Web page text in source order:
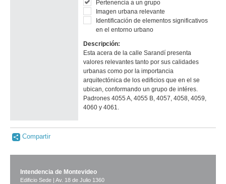
Pertenencia a un grupo
Imagen urbana relevante
Identificación de elementos significativos
en el entorno urbano
Descripción:
Esta acera de la calle Sarandí presenta
valores relevantes tanto por sus calidades
urbanas como por la importancia
arquitectónica de los edificios que en el se
ubican, conformando un grupo de intéres.
Padrones 4055 A, 4055 B, 4057, 4058, 4059,
4060 y 4061.
Compartir
Intendencia de Montevideo
Edificio Sede | Av. 18 de Julio 1360